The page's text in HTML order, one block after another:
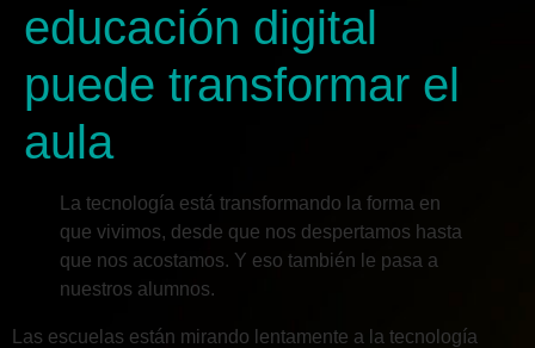
educación digital
puede transformar el
aula
La tecnología está transformando la forma en
que vivimos, desde que nos despertamos hasta
que nos acostamos. Y eso también le pasa a
nuestros alumnos.
Las escuelas están mirando lentamente a la tecnología